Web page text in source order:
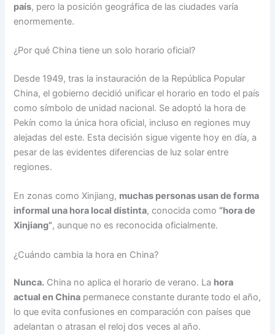
país, pero la posición geográfica de las ciudades varía
enormemente.
¿Por qué China tiene un solo horario oficial?
Desde 1949, tras la instauración de la República Popular
China, el gobierno decidió unificar el horario en todo el país
como símbolo de unidad nacional. Se adoptó la hora de
Pekín como la única hora oficial, incluso en regiones muy
alejadas del este. Esta decisión sigue vigente hoy en día, a
pesar de las evidentes diferencias de luz solar entre
regiones.
En zonas como Xinjiang, muchas personas usan de forma
informal una hora local distinta, conocida como “hora de
Xinjiang”, aunque no es reconocida oficialmente.
¿Cuándo cambia la hora en China?
Nunca. China no aplica el horario de verano. La hora
actual en China permanece constante durante todo el año,
lo que evita confusiones en comparación con países que
adelantan o atrasan el reloj dos veces al año.